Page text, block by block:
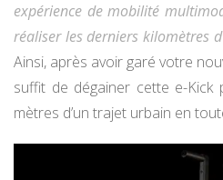
expérience de mobilité
réaliser les derniers kilomètres
Ainsi, après avoir garé votre
suffit de dégainer cette e-Kick
mètres d’un trajet urbain en